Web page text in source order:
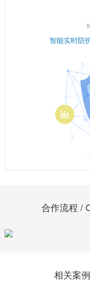
智能实时防
合作流程 /
相关案